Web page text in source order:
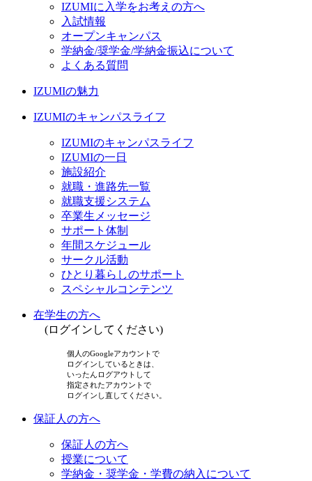
IZUMIに入学をお考えの方へ
入試情報
オープンキャンパス
学納金/奨学金/学納金振込について
よくある質問
IZUMIの魅力
IZUMIのキャンパスライフ
IZUMIのキャンパスライフ
IZUMIの一日
施設紹介
就職・進路先一覧
就職支援システム
卒業生メッセージ
サポート体制
年間スケジュール
サークル活動
ひとり暮らしのサポート
スペシャルコンテンツ
在学生の方へ
(ログインしてください)
個人のGoogleアカウントで
ログインしているときは、
いったんログアウトして
指定されたアカウントで
ログインし直してください。
保証人の方へ
保証人の方へ
授業について
学納金・奨学金・学費の納入について